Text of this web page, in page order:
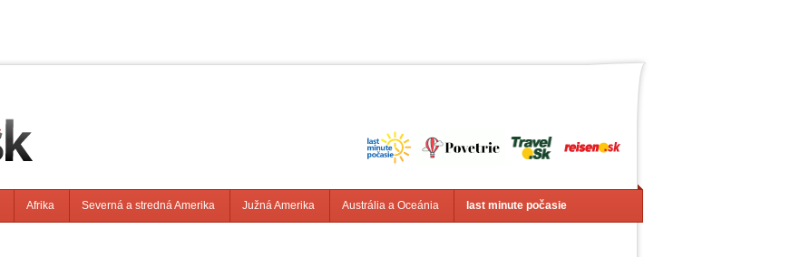
Afrika Severná a stredná Amerika Južná Amerika Austrália a Oceánia last minute počasie